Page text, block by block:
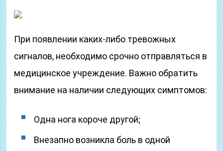
При появлении каких-либо тревожных
сигналов, необходимо срочно отправляться в
медицинское учреждение. Важно обратить
внимание на наличии следующих симптомов:
Одна нога короче другой;
Внезапно возникла боль в одной